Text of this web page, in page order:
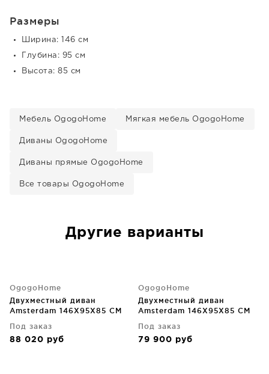
Размеры
Ширина: 146 см
Глубина: 95 см
Высота: 85 см
Мебель OgogoHome Мягкая мебель OgogoHome
Диваны OgogoHome
Диваны прямые OgogoHome
Все товары OgogoHome
Другие варианты
OgogoHome
Двухместный диван
Amsterdam 146X95X85 CM
Под заказ
88 020 руб
OgogoHome
Двухместный диван
Amsterdam 146X95X85 CM
Под заказ
79 900 руб